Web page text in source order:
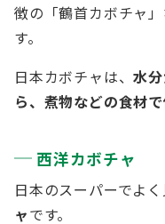
徴の「鶴首カボチャ
す。
日本カボチャは、水
ら、煮物などの食材で
西洋カボチャ
日本のスーパーでよ
ャです。